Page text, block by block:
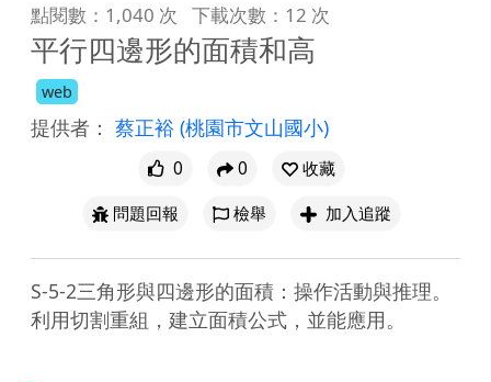
點閱數：1,040 次 下載次數：12 次
平行四邊形的面積和高
web
提供者： 蔡正裕 (桃園市文山國小)
0 0
收藏
問題回報
檢舉 加入追蹤
S-5-2三角形與四邊形的面積：操作活動與推理。
利用切割重組，建立面積公式，並能應用。